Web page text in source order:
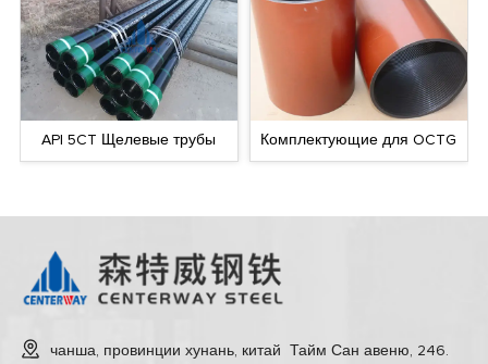
API 5CT Щелевые трубы Комплектующие для OCTG
чанша, провинции хунань, китай Тайм Сан авеню, 246.